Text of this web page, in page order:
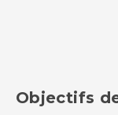
Objectifs